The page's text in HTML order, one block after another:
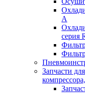
A
серия
Запчасти